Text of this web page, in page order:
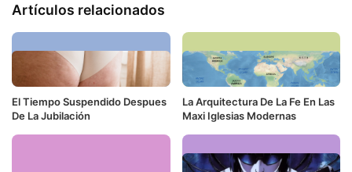
Artículos relacionados
El Tiempo Suspendido Despues
De La Jubilación
La Arquitectura De La Fe En Las
Maxi Iglesias Modernas